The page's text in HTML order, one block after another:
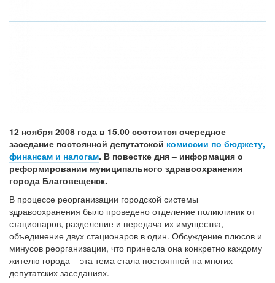
12 ноября 2008 года в 15.00 состоится очередное
заседание постоянной депутатской комиссии по бюджету,
финансам и налогам. В повестке дня – информация о
реформировании муниципального здравоохранения
города Благовещенск.
В процессе реорганизации городской системы
здравоохранения было проведено отделение поликлиник от
стационаров, разделение и передача их имущества,
объединение двух стационаров в один. Обсуждение плюсов и
минусов реорганизации, что принесла она конкретно каждому
жителю города – эта тема стала постоянной на многих
депутатских заседаниях.